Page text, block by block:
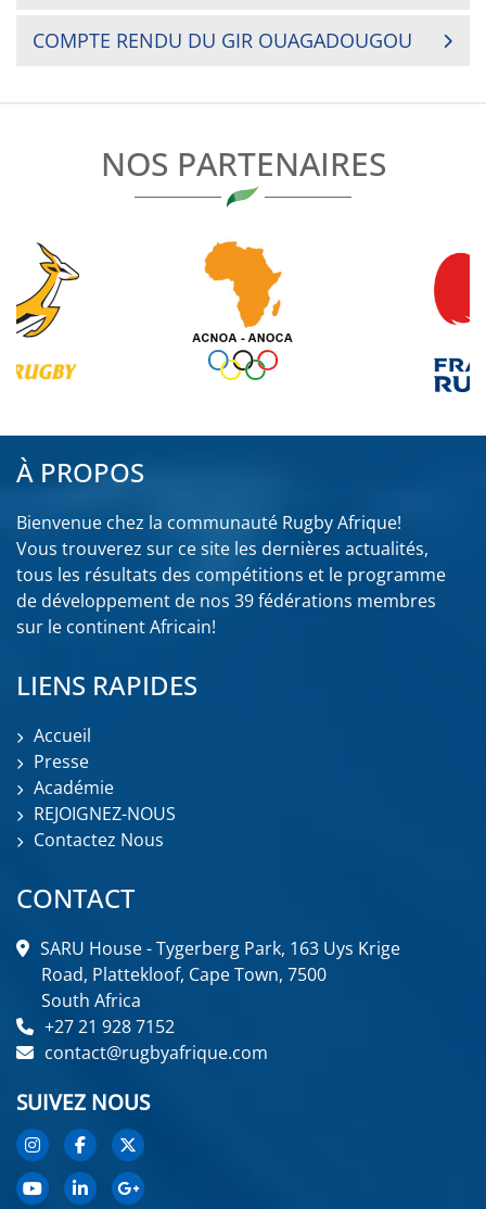
COMPTE RENDU DU GIR OUAGADOUGOU
NOS PARTENAIRES
À PROPOS
Bienvenue chez la communauté Rugby Afrique!
Vous trouverez sur ce site les dernières actualités,
tous les résultats des compétitions et le programme
de développement de nos 39 fédérations membres
sur le continent Africain!
LIENS RAPIDES
Accueil
Presse
Académie
REJOIGNEZ-NOUS
Contactez Nous
CONTACT
SARU House - Tygerberg Park, 163 Uys Krige
Road, Plattekloof, Cape Town, 7500
South Africa
+27 21 928 7152
contact@rugbyafrique.com
SUIVEZ NOUS